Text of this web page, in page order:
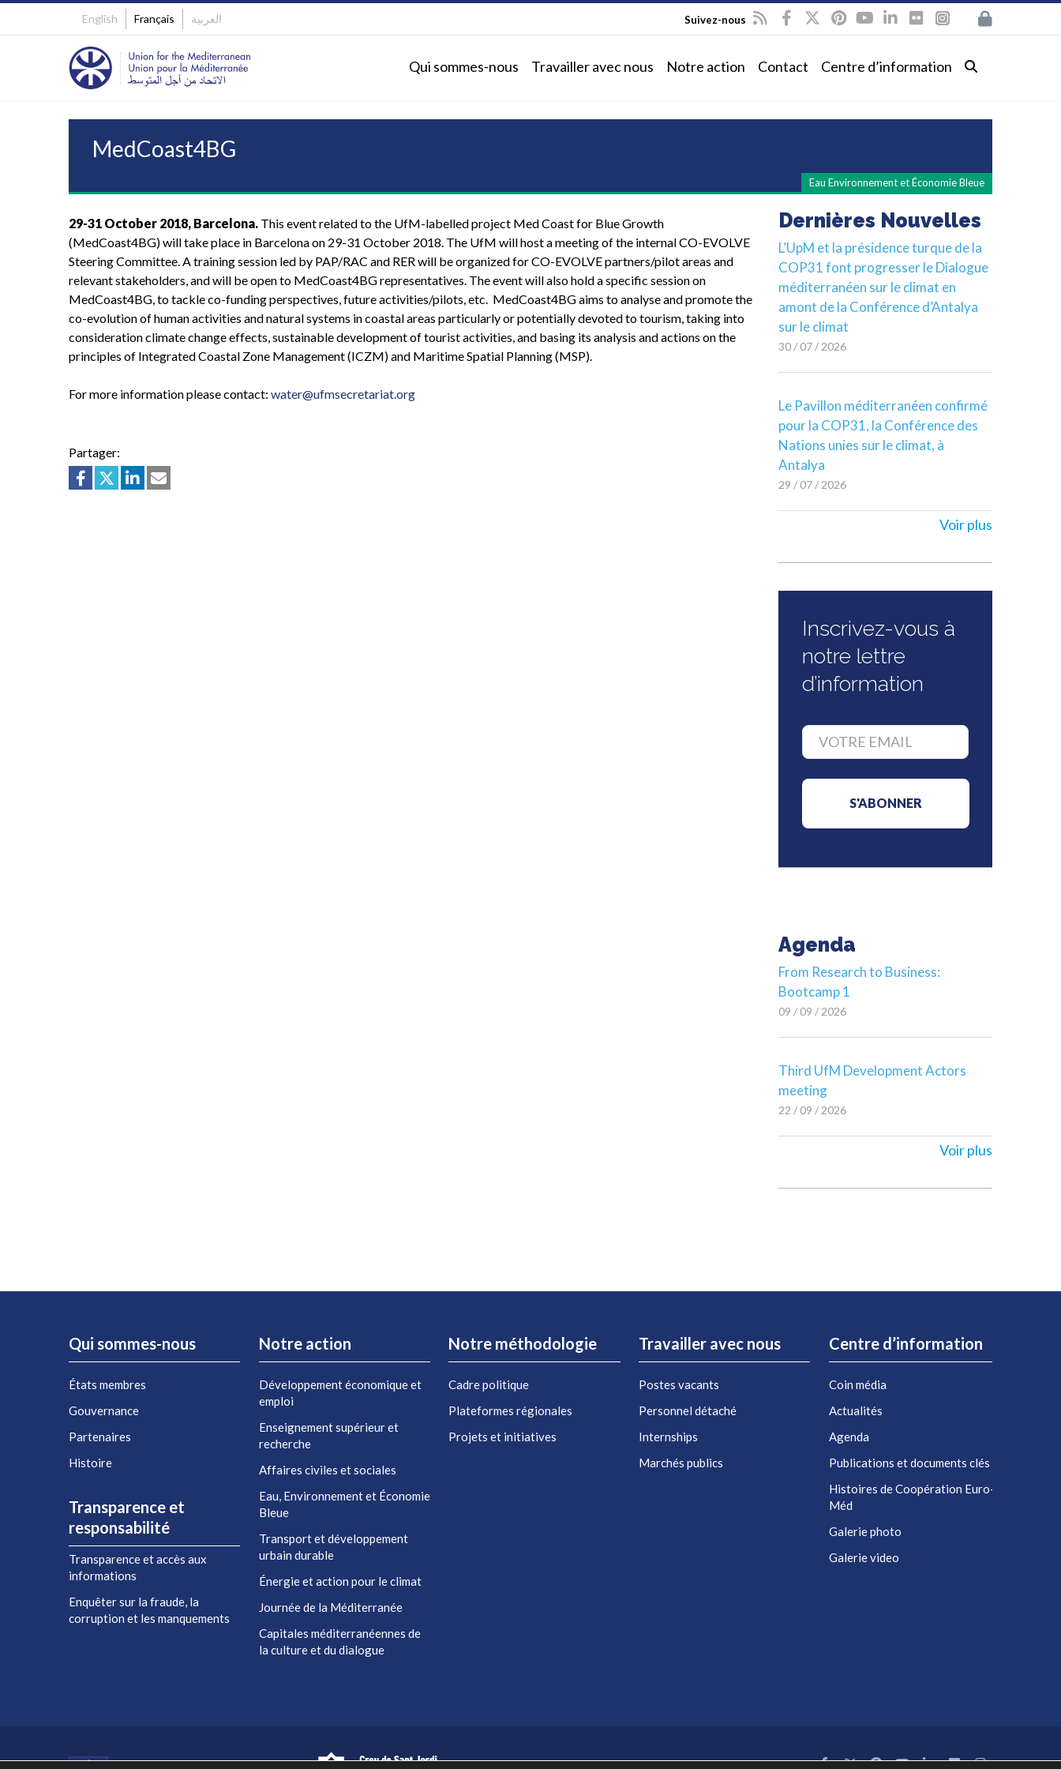
English Français العربية Suivez-nous
Qui sommes-nous Travailler avec nous Notre action Contact Centre d’information
MedCoast4BG
Eau Environnement et Économie Bleue
29-31 October 2018, Barcelona. This event related to the UfM-labelled project Med Coast for Blue Growth
(MedCoast4BG) will take place in Barcelona on 29-31 October 2018. The UfM will host a meeting of the internal CO-EVOLVE
Steering Committee. A training session led by PAP/RAC and RER will be organized for CO-EVOLVE partners/pilot areas and
relevant stakeholders, and will be open to MedCoast4BG representatives. The event will also hold a specific session on
MedCoast4BG, to tackle co-funding perspectives, future activities/pilots, etc. MedCoast4BG aims to analyse and promote the
co-evolution of human activities and natural systems in coastal areas particularly or potentially devoted to tourism, taking into
consideration climate change effects, sustainable development of tourist activities, and basing its analysis and actions on the
principles of Integrated Coastal Zone Management (ICZM) and Maritime Spatial Planning (MSP).
For more information please contact: water@ufmsecretariat.org
Partager:
Dernières Nouvelles
L’UpM et la présidence turque de la
COP31 font progresser le Dialogue
méditerranéen sur le climat en
amont de la Conférence d’Antalya
sur le climat
30 / 07 / 2026
Le Pavillon méditerranéen confirmé
pour la COP31, la Conférence des
Nations unies sur le climat, à
Antalya
29 / 07 / 2026
Voir plus
Inscrivez-vous à
notre lettre
d’information
Agenda
From Research to Business:
Bootcamp 1
09 / 09 / 2026
Third UfM Development Actors
meeting
22 / 09 / 2026
Voir plus
Qui sommes-nous
États membres
Gouvernance
Partenaires
Histoire
Transparence et
responsabilité
Transparence et accès aux
informations
Enquêter sur la fraude, la
corruption et les manquements
Notre action
Développement économique et
emploi
Enseignement supérieur et
recherche
Affaires civiles et sociales
Eau, Environnement et Économie
Bleue
Transport et développement
urbain durable
Énergie et action pour le climat
Journée de la Méditerranée
Capitales méditerranéennes de
la culture et du dialogue
Notre méthodologie
Cadre politique
Plateformes régionales
Projets et initiatives
Travailler avec nous
Postes vacants
Personnel détaché
Internships
Marchés publics
Centre d’information
Coin média
Actualités
Agenda
Publications et documents clés
Histoires de Coopération Euro-
Méd
Galerie photo
Galerie video